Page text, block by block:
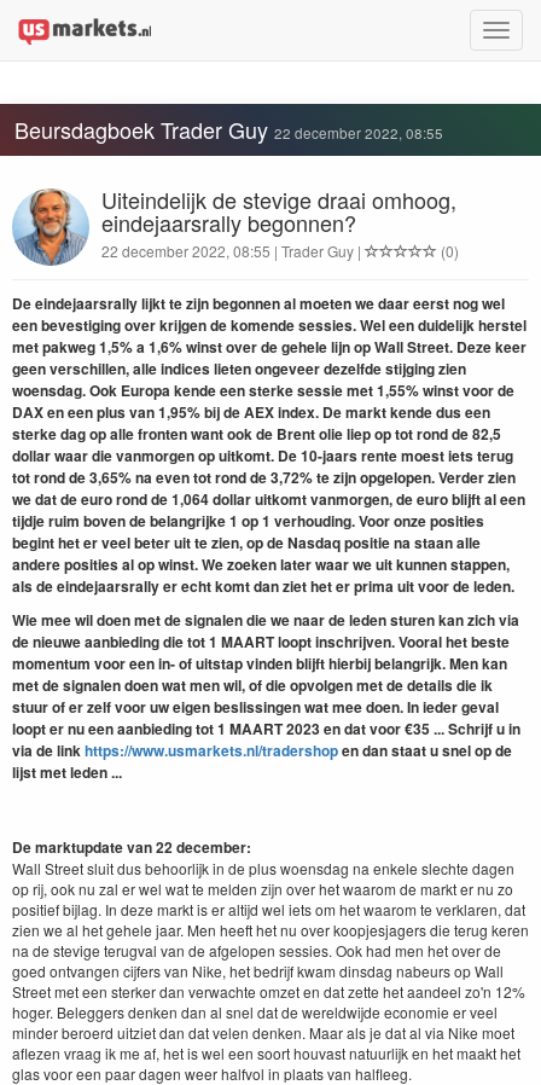
Toggle
Beursdagboek Trader Guy 22 december 2022, 08:55
Uiteindelijk de stevige draai omhoog,
eindejaarsrally begonnen?
22 december 2022, 08:55 | Trader Guy | (0)
De eindejaarsrally lijkt te zijn begonnen al moeten we daar eerst nog wel
een bevestiging over krijgen de komende sessies. Wel een duidelijk herstel
met pakweg 1,5% a 1,6% winst over de gehele lijn op Wall Street. Deze keer
geen verschillen, alle indices lieten ongeveer dezelfde stijging zien
woensdag. Ook Europa kende een sterke sessie met 1,55% winst voor de
DAX en een plus van 1,95% bij de AEX index. De markt kende dus een
sterke dag op alle fronten want ook de Brent olie liep op tot rond de 82,5
dollar waar die vanmorgen op uitkomt. De 10-jaars rente moest iets terug
tot rond de 3,65% na even tot rond de 3,72% te zijn opgelopen. Verder zien
we dat de euro rond de 1,064 dollar uitkomt vanmorgen, de euro blijft al een
tijdje ruim boven de belangrijke 1 op 1 verhouding. Voor onze posities
begint het er veel beter uit te zien, op de Nasdaq positie na staan alle
andere posities al op winst. We zoeken later waar we uit kunnen stappen,
als de eindejaarsrally er echt komt dan ziet het er prima uit voor de leden.
Wie mee wil doen met de signalen die we naar de leden sturen kan zich via
de nieuwe aanbieding die tot 1 MAART loopt inschrijven. Vooral het beste
momentum voor een in- of uitstap vinden blijft hierbij belangrijk. Men kan
met de signalen doen wat men wil, of die opvolgen met de details die ik
stuur of er zelf voor uw eigen beslissingen wat mee doen. In ieder geval
loopt er nu een aanbieding tot 1 MAART 2023 en dat voor €35 ... Schrijf u in
via de linkhttps://www.usmarkets.nl/tradershopen dan staat u snel op de
lijst met leden ...
De marktupdate van 22 december:
Wall Street sluit dus behoorlijk in de plus woensdag na enkele slechte dagen
op rij, ook nu zal er wel wat te melden zijn over het waarom de markt er nu zo
positief bijlag. In deze markt is er altijd wel iets om het waarom te verklaren, dat
zien we al het gehele jaar. Men heeft het nu over koopjesjagers die terug keren
na de stevige terugval van de afgelopen sessies. Ook had men het over de
goed ontvangen cijfers van Nike, het bedrijf kwam dinsdag nabeurs op Wall
Street met een sterker dan verwachte omzet en dat zette het aandeel zo'n 12%
hoger. Beleggers denken dan al snel dat de wereldwijde economie er veel
minder beroerd uitziet dan dat velen denken. Maar als je dat al via Nike moet
aflezen vraag ik me af, het is wel een soort houvast natuurlijk en het maakt het
glas voor een paar dagen weer halfvol in plaats van halfleeg.